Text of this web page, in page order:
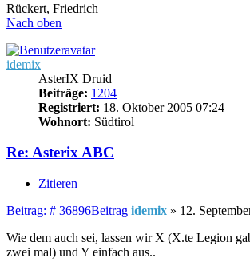
Rückert, Friedrich
Nach oben
idemix
AsterIX Druid
Beiträge: 1204
Registriert: 18. Oktober 2005 07:24
Wohnort: Südtirol
Re: Asterix ABC
Zitieren
Beitrag: # 36896Beitrag idemix » 12.
Wie dem auch sei, lassen wir X (X.te Legion
zwei mal) und Y einfach aus..